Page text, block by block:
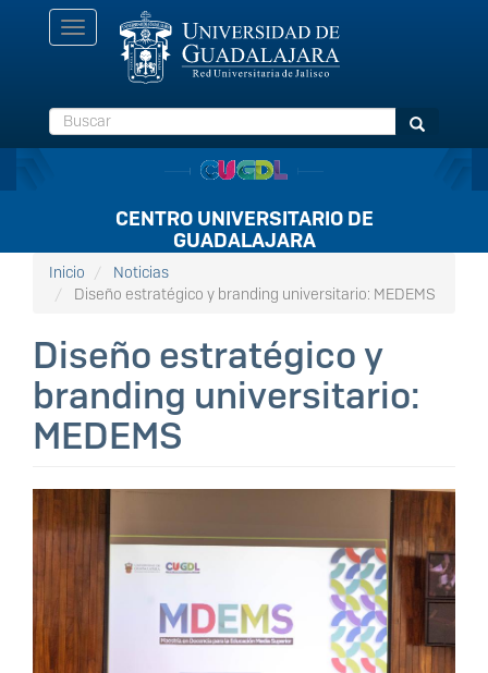
Toggle
navigation
Buscar Buscar
CENTRO UNIVERSITARIO DE
GUADALAJARA
Inicio
Noticias
Diseño estratégico y branding universitario: MEDEMS
Diseño estratégico y
branding universitario:
MEDEMS